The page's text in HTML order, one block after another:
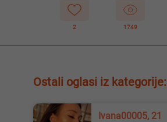
2 1749
Ostali oglasi iz kategorije:
Ivana00005, 21